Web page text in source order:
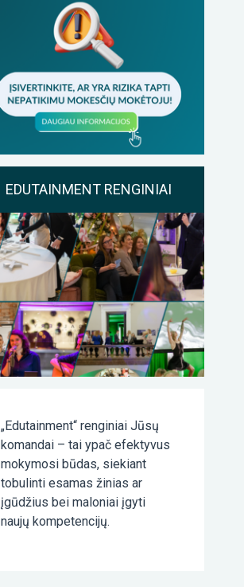
EDUTAINMENT RENGINIAI
„Edutainment“ renginiai Jūsų
komandai – tai ypač efektyvus
mokymosi būdas, siekiant
tobulinti esamas žinias ar
įgūdžius bei maloniai įgyti
naujų kompetencijų.